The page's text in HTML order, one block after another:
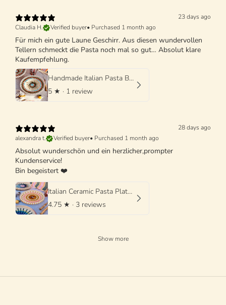
23 days ago
Claudia H.
Verified buyer• Purchased 1 month ago
Für mich ein gute Laune Geschirr. Aus diesen wundervollen
Tellern schmeckt die Pasta noch mal so gut… Absolut klare
Kaufempfehlung.
Handmade Italian Pasta Bowl 25 cm | Cappello di Prete
5 ★ · 1 review
28 days ago
alexandra t.
Verified buyer• Purchased 1 month ago
Absolut wunderschön und ein herzlicher,prompter
Kundenservice!
Bin begeistert ❤️
Italian Ceramic Pasta Plate 25cm | Handmade Psychodelic Design
4.75 ★ · 3 reviews
Show more